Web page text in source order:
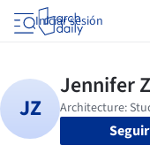
Iniciar sesión
Seguir